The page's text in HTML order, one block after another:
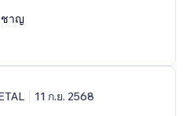
ชาญ
11 ก.ย. 2568